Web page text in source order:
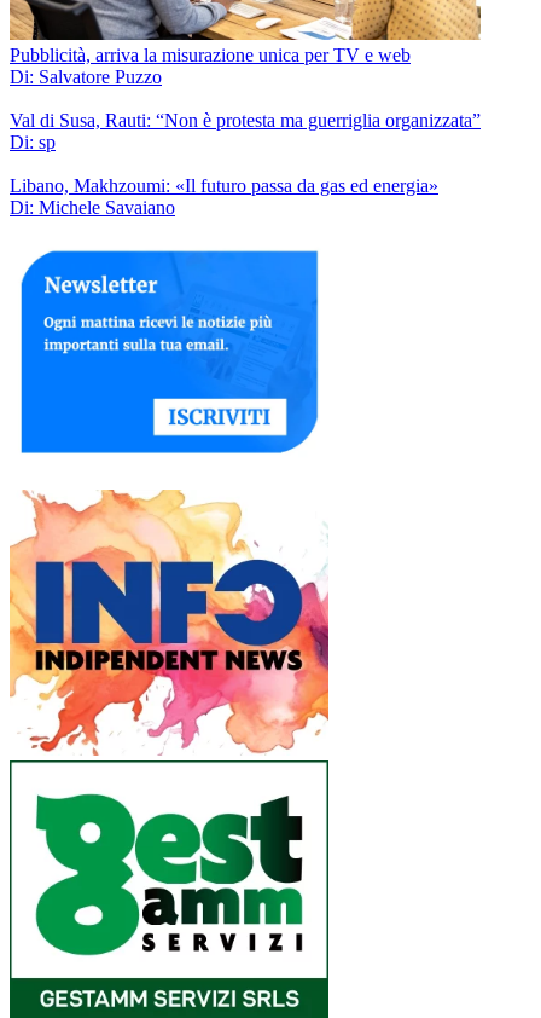
Pubblicità, arriva la misurazione unica per TV e web
Di: Salvatore Puzzo
Val di Susa, Rauti: “Non è protesta ma guerriglia organizzata”
Di: sp
Libano, Makhzoumi: «Il futuro passa da gas ed energia»
Di: Michele Savaiano